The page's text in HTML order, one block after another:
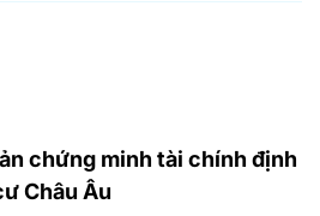
chứng minh tài chính định
Châu Âu